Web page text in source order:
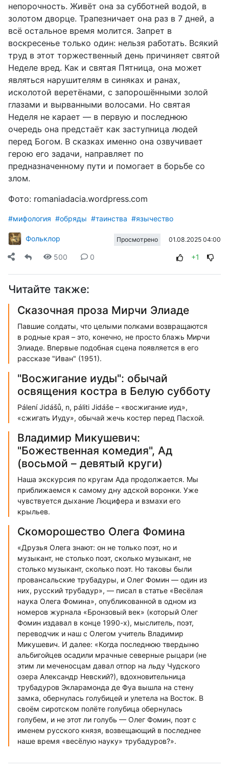
непорочность. Живёт она за субботней водой, в
золотом дворце. Трапезничает она раз в 7 дней, а
всё остальное время молится. Запрет в
воскресенье только один: нельзя работать. Всякий
труд в этот торжественный день причиняет святой
Неделе вред. Как и святая Пятница, она может
являться нарушителям в синяках и ранах,
исколотой веретёнами, с запорошёнными золой
глазами и вырванными волосами. Но святая
Неделя не карает — в первую и последнюю
очередь она предстаёт как заступница людей
перед Богом. В сказках именно она озвучивает
герою его задачи, направляет по
предназначенному пути и помогает в борьбе со
злом.
Фото: romaniadacia.wordpress.com
#мифология #обряды #таинства #язычество
Фольклор Просмотрено 01.08.2025 04:00
500 0 +1
Читайте также:
Сказочная проза Мирчи Элиаде
Павшие солдаты, что целыми полками возвращаются
в родные края – это, конечно, не просто блажь Мирчи
Элиаде. Впервые подобная сцена появляется в его
рассказе "Иван" (1951).
"Восжигание иуды": обычай
освящения костра в Белую субботу
Pálení Jidášů, n, páliti Jidáše – «восжигание иуд»,
«сжигать Иуду», обычай жечь костер перед Пасхой.
Владимир Микушевич:
"Божественная комедия", Ад
(восьмой – девятый круги)
Наша экскурсия по кругам Ада продолжается. Мы
приближаемся к самому дну адской воронки. Уже
чувствуется дыхание Люцифера и взмахи его
крыльев.
Скоморошество Олега Фомина
«Друзья Олега знают: он не только поэт, но и
музыкант, не столько поэт, сколько музыкант, не
столько музыкант, сколько поэт. Но таковы были
провансальские трубадуры, и Олег Фомин — один из
них, русский трубадур», — писал в статье «Весёлая
наука Олега Фомина», опубликованной в одном из
номеров журнала «Бронзовый век» (который Олег
Фомин издавал в конце 1990-х), мыслитель, поэт,
переводчик и наш с Олегом учитель Владимир
Микушевич. И далее: «Когда последнюю твердыню
альбигойцев осадили мрачные северные рыцари (не
этим ли меченосцам давал отпор на льду Чудского
озера Александр Невский?), вдохновительница
трубадуров Экларамонда де Фya вышла на стену
замка, обернулась голубицей и улетела на Восток. В
своём сиротском полёте голубица обернулась
голубем, и не этот ли голубь — Олег Фомин, поэт с
именем русского князя, возвещающий в последнее
наше время «весёлую науку» трубадуров?».